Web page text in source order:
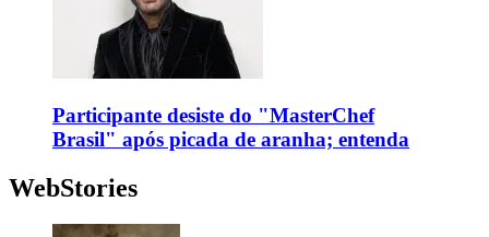
Participante desiste do "MasterChef
Brasil" após picada de aranha; entenda
WebStories